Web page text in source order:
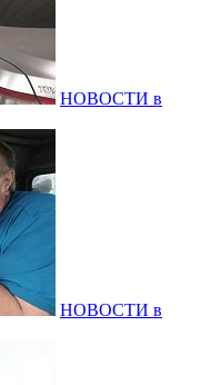
НОВОСТИ в
НОВОСТИ в